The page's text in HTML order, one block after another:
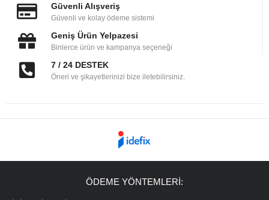
Güvenli Alışveriş
Güvenli ve kolay ödeme sistemi
Geniş Ürün Yelpazesi
Binlerce ürün ve kampanya seçeneği
7 / 24 DESTEK
Öneri ve şikayetlerinizi bize iletebilirsiniz.
ÖDEME YÖNTEMLERİ: